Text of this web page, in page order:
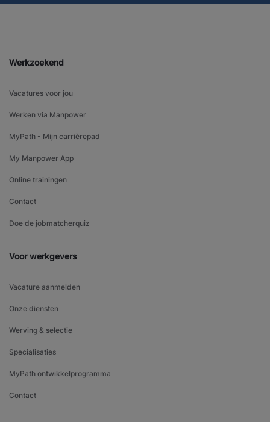
Werkzoekend
Vacatures voor jou
Werken via Manpower
MyPath - Mijn carrièrepad
My Manpower App
Online trainingen
Contact
Doe de jobmatcherquiz
Voor werkgevers
Vacature aanmelden
Onze diensten
Werving & selectie
Specialisaties
MyPath ontwikkelprogramma
Contact